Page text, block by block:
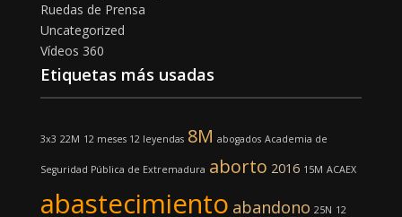
Ruedas de Prensa
Uncategorized
Vídeos 360
Etiquetas más usadas
3x3 22M 12 meses 12 leyendas 8M abogados Academia de
Seguridad Pública de Extremadura aborto 2016 15M ACAEX
abastecimiento abandono 25N 12